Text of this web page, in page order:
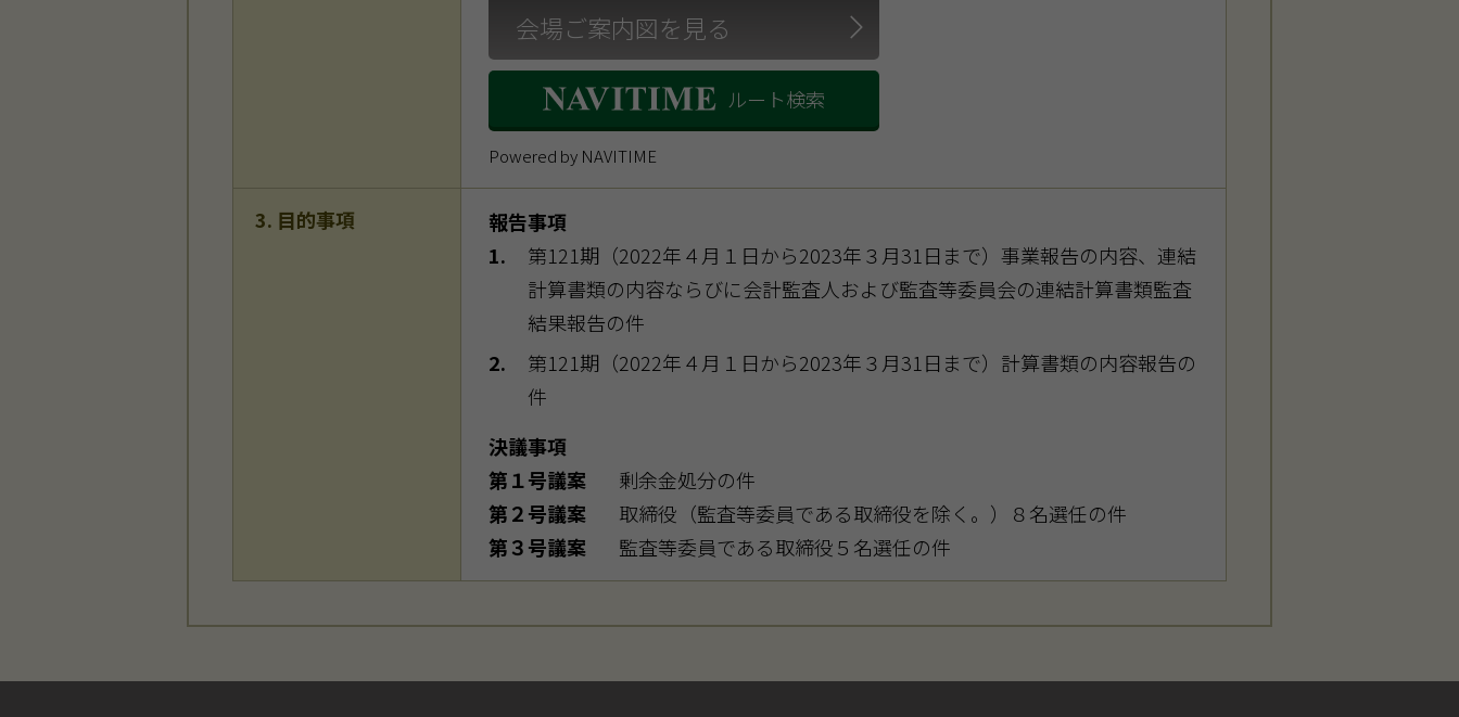
会場ご案内図を見る
ルート検索
Powered by NAVITIME
3. 目的事項
報告事項
第121期（2022年４月１日から2023年３月31日まで）事業報告の内容、連結
計算書類の内容ならびに会計監査人および監査等委員会の連結計算書類監査
結果報告の件
第121期（2022年４月１日から2023年３月31日まで）計算書類の内容報告の
件
決議事項
第１号議案
剰余金処分の件
第２号議案
取締役（監査等委員である取締役を除く。）８名選任の件
第３号議案
監査等委員である取締役５名選任の件